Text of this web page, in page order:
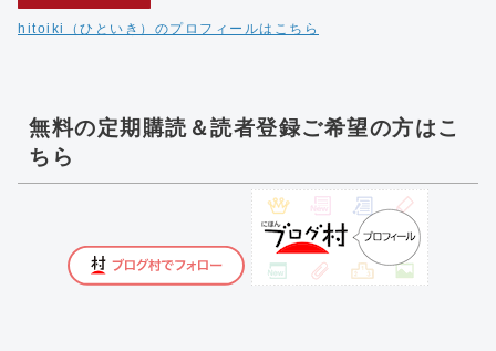
hitoiki（ひといき）のプロフィールはこちら
無料の定期購読＆読者登録ご希望の方はこ
ちら